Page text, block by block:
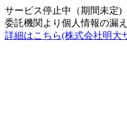
サービス停止中（期間未定)
委託機関より個人情報の漏
詳細はこちら(株式会社明大